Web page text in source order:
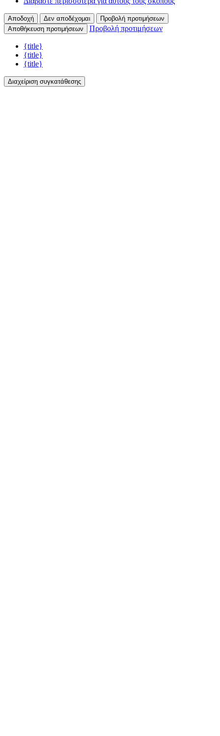
Αποδοχή Δεν αποδέχομαι
Προβολή προτιμήσεων
Αποθήκευση προτιμήσεων
Προβολή προτιμήσεων
{title}
{title}
{title}
Διαχείριση συγκατάθεσης